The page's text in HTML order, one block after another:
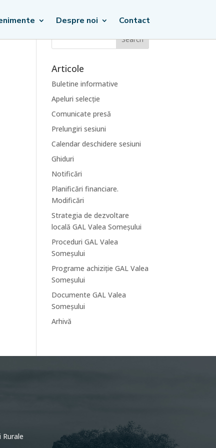
Despre noi Contact
Articole
Buletine informative
Apeluri selecție
Comunicate presă
Prelungiri sesiuni
Calendar deschidere sesiuni
Ghiduri
Notificări
Planificări financiare.
Modificări
Strategia de dezvoltare
locală GAL Valea Someșului
Proceduri GAL Valea
Someșului
Programe achiziție GAL Valea
Someșului
Documente GAL Valea
Someșului
Arhivă